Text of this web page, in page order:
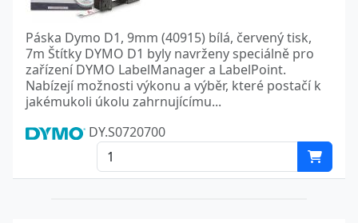
Páska Dymo D1, 9mm (40915) bílá, červený tisk,
7m Štítky DYMO D1 byly navrženy speciálně pro
zařízení DYMO LabelManager a LabelPoint.
Nabízejí možnosti výkonu a výběr, které postačí k
jakémukoli úkolu zahrnujícímu...
DY.S0720700